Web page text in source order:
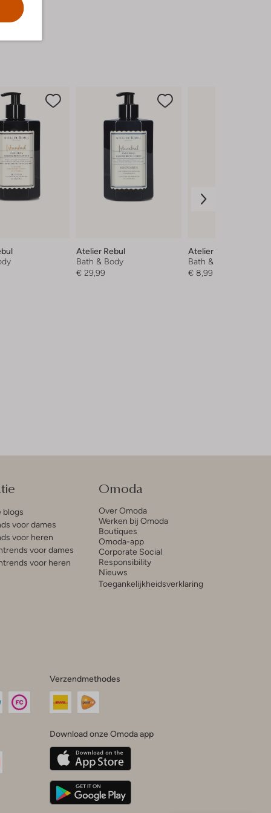
Atelier Rebul
Bath & Body
€ 29,99
Atelier Rebul
Bath & Body
€ 8,99
blogs
voor dames
voor heren
voor dames
voor heren
Omoda
Over Omoda
Werken bij Omoda
Boutiques
Omoda-app
Corporate Social
Responsibility
Nieuws
Toegankelijkheidsverklaring
Verzendmethodes
Download onze Omoda app